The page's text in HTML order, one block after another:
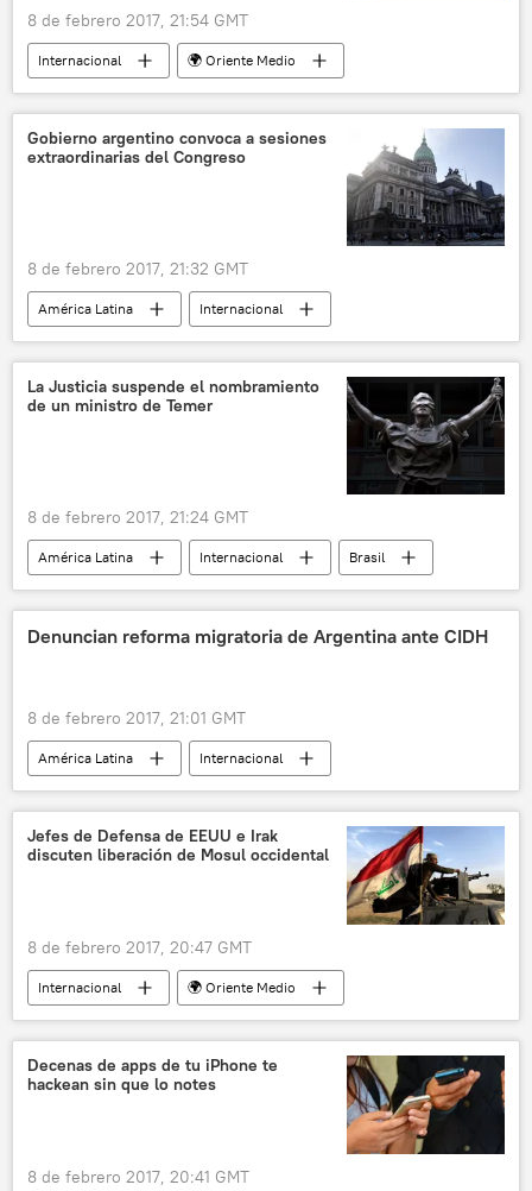
8 de febrero 2017, 21:54 GMT
Internacional
🌍 Oriente Medio
Israel
Eilat
misiles
noticias
Gobierno argentino convoca a sesiones
extraordinarias del Congreso
8 de febrero 2017, 21:32 GMT
América Latina
Internacional
Argentina
Congreso de Argentina
noticias
La Justicia suspende el nombramiento
de un ministro de Temer
8 de febrero 2017, 21:24 GMT
América Latina Internacional
Brasil
Michel Temer
Wellington Moreira Franco
noticias
Operación Lava Jato
Denuncian reforma migratoria de Argentina ante CIDH
8 de febrero 2017, 21:01 GMT
América Latina
Internacional
Argentina
CIDH
CELS
migración
noticias
Jefes de Defensa de EEUU e Irak
discuten liberación de Mosul occidental
8 de febrero 2017, 20:47 GMT
Internacional
🌍 Oriente Medio
Operación para liberar Mosul
EEUU
James Mattis
Arfan al Hayali
ISIS
Decenas de apps de tu iPhone te
hackean sin que lo notes
8 de febrero 2017, 20:41 GMT